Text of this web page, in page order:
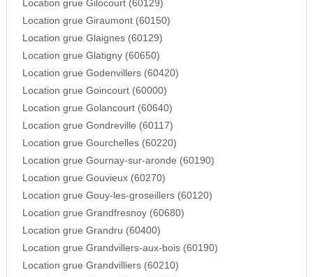
Location grue Gilocourt (60129)
Location grue Giraumont (60150)
Location grue Glaignes (60129)
Location grue Glatigny (60650)
Location grue Godenvillers (60420)
Location grue Goincourt (60000)
Location grue Golancourt (60640)
Location grue Gondreville (60117)
Location grue Gourchelles (60220)
Location grue Gournay-sur-aronde (60190)
Location grue Gouvieux (60270)
Location grue Gouy-les-groseillers (60120)
Location grue Grandfresnoy (60680)
Location grue Grandru (60400)
Location grue Grandvillers-aux-bois (60190)
Location grue Grandvilliers (60210)